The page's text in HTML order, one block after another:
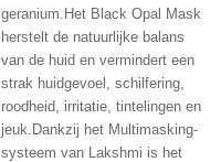
geranium.Het Black Opal Mask
herstelt de natuurlijke balans
van de huid en vermindert een
strak huidgevoel, schilfering,
roodheid, irritatie, tintelingen en
jeuk.Dankzij het Multimasking-
systeem van Lakshmi is het